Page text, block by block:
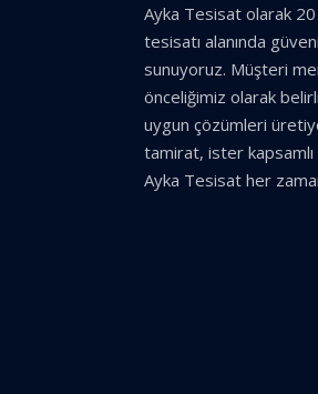
Ayka Tesisat olarak 20
tesisatı alanında
sunuyoruz. Müşteri
önceliğimiz olarak
uygun çözümleri
tamirat, ister
Ayka Tesisat her